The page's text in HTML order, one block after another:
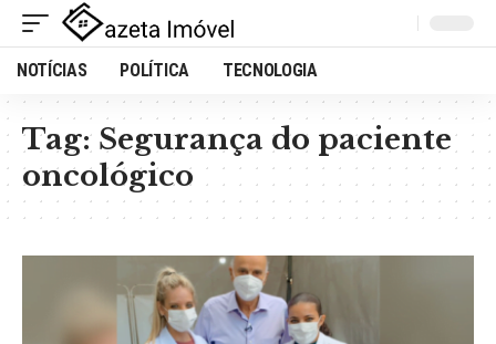
NOTÍCIAS POLÍTICA TECNOLOGIA
Tag: Segurança do paciente
oncológico